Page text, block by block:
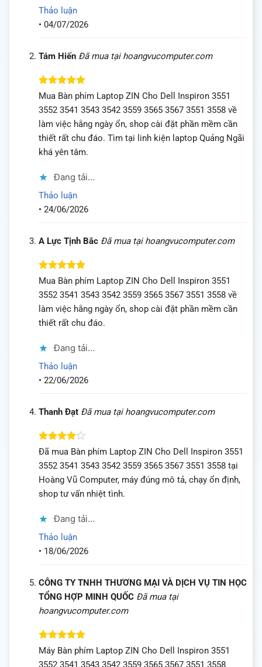
Thảo luận
• 04/07/2026
Tám Hiến Đã mua tại hoangvucomputer.com
Được xếp
sao
Mua Bàn phím Laptop ZIN Cho Dell Inspiron 3551
3552 3541 3543 3542 3559 3565 3567 3551 3558 về
làm việc hằng ngày ổn, shop cài đặt phần mềm cần
thiết rất chu đáo. Tìm tại linh kiện laptop Quảng Ngãi
khá yên tâm.
Đang tải...
Thảo luận
• 24/06/2026
A Lực Tịnh Bắc Đã mua tại hoangvucomputer.com
Được xếp
sao
Mua Bàn phím Laptop ZIN Cho Dell Inspiron 3551
3552 3541 3543 3542 3559 3565 3567 3551 3558 về
làm việc hằng ngày ổn, shop cài đặt phần mềm cần
thiết rất chu đáo.
Đang tải...
Thảo luận
• 22/06/2026
Thanh Đạt Đã mua tại hoangvucomputer.com
Được
45 sao
Đã mua Bàn phím Laptop ZIN Cho Dell Inspiron 3551
3552 3541 3543 3542 3559 3565 3567 3551 3558 tại
Hoàng Vũ Computer, máy đúng mô tả, chạy ổn định,
shop tư vấn nhiệt tình.
Đang tải...
Thảo luận
• 18/06/2026
CÔNG TY TNHH THƯƠNG MẠI VÀ DỊCH VỤ TIN HỌC
TỔNG HỢP MINH QUỐC Đã mua tại
hoangvucomputer.com
Được xếp
hạng
5
Máy Bàn phím Laptop ZIN Cho Dell Inspiron 3551
3552 3541 3543 3542 3559 3565 3567 3551 3558